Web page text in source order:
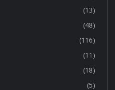
(13)
(48)
(116)
(11)
(18)
(5)